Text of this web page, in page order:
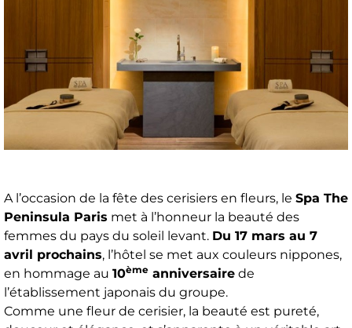
A l’occasion de la fête des cerisiers en fleurs, le Spa The
Peninsula Paris met à l’honneur la beauté des
femmes du pays du soleil levant. Du 17 mars au 7
avril prochains, l’hôtel se met aux couleurs nippones,
en hommage au 10ème anniversaire de
l’établissement japonais du groupe.
Comme une fleur de cerisier, la beauté est pureté,